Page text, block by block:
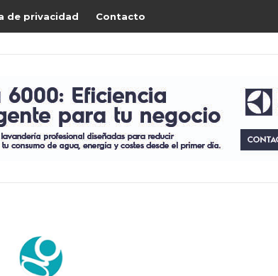
de privacidad Contacto